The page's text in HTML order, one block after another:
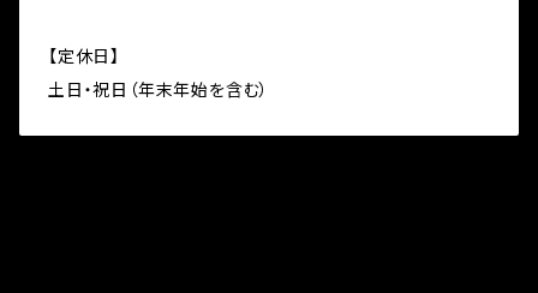
【定休日】
土日・祝日（年末年始を含む）